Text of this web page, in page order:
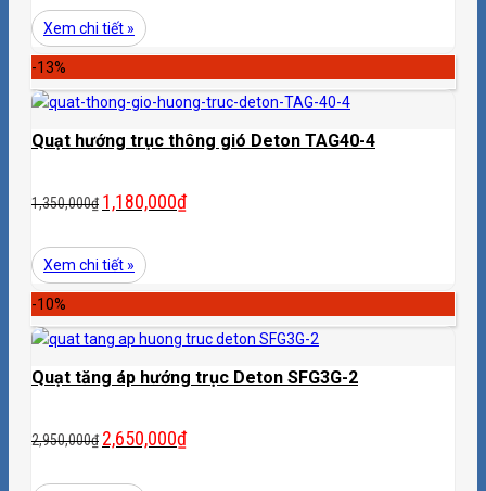
Xem chi tiết »
-13%
Quạt hướng trục thông gió Deton TAG40-4
1,350,000₫ 1,180,000₫
Xem chi tiết »
-10%
Quạt tăng áp hướng trục Deton SFG3G-2
2,950,000₫ 2,650,000₫